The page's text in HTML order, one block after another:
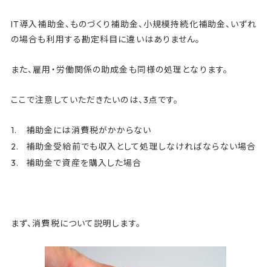
IT導入補助金、ものづくり補助金、小規模持続化補助金、いずれ
の場合も利用する勘定科目に違いはありません。
また、雇用・労働関係の助成金も同様の処理となります。
ここで注意していただきたいのは、3点です。
補助金には消費税がかからない
補助金受給前でも収入として処理しなければならない場合
補助金で資産を購入した場合
まず、消費税について説明します。